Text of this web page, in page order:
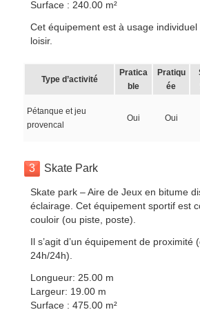
Surface : 240.00 m²
Cet équipement est à usage
loisir.
Type d’activité
Pratica
ble
Pratiqu
ée
Pétanque et jeu
provencal
Oui Oui
3 Skate Park
Skate park – Aire de Jeux en bitume
éclairage. Cet équipement sportif est
couloir (ou piste, poste).
Il s’agit d’un équipement de proximité
24h/24h).
Longueur: 25.00 m
Largeur: 19.00 m
Surface : 475.00 m²